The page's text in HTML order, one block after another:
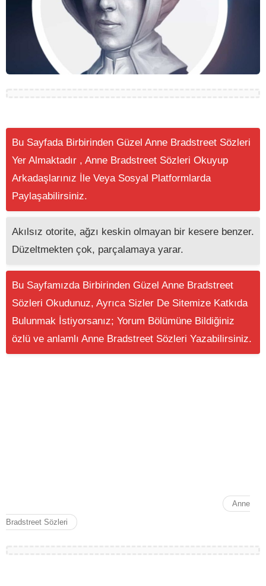
Bu Sayfada Birbirinden Güzel Anne Bradstreet Sözleri
Yer Almaktadır , Anne Bradstreet Sözleri Okuyup
Arkadaşlarınız İle Veya Sosyal Platformlarda
Paylaşabilirsiniz.
Akılsız otorite, ağzı keskin olmayan bir kesere benzer.
Düzeltmekten çok, parçalamaya yarar.
Bu Sayfamızda Birbirinden Güzel Anne Bradstreet
Sözleri Okudunuz, Ayrıca Sizler De Sitemize Katkıda
Bulunmak İstiyorsanız; Yorum Bölümüne Bildiğiniz
özlü ve anlamlı Anne Bradstreet Sözleri Yazabilirsiniz.
Anne
Bradstreet Sözleri